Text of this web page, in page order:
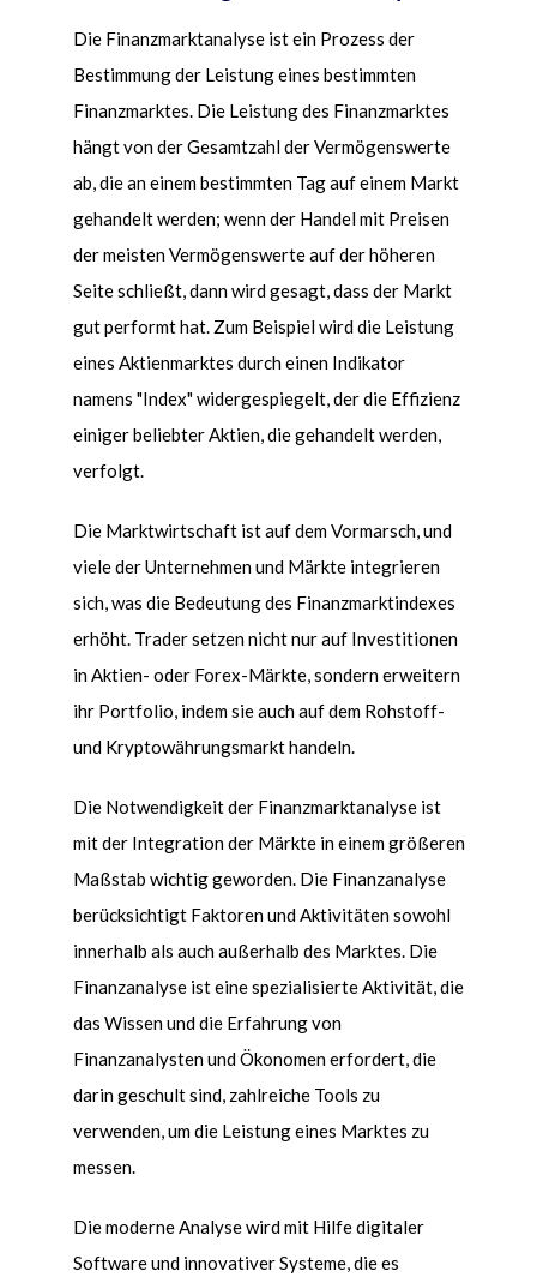
Die Finanzmarktanalyse ist ein Prozess der
Bestimmung der Leistung eines bestimmten
Finanzmarktes. Die Leistung des Finanzmarktes
hängt von der Gesamtzahl der Vermögenswerte
ab, die an einem bestimmten Tag auf einem Markt
gehandelt werden; wenn der Handel mit Preisen
der meisten Vermögenswerte auf der höheren
Seite schließt, dann wird gesagt, dass der Markt
gut performt hat. Zum Beispiel wird die Leistung
eines Aktienmarktes durch einen Indikator
namens "Index" widergespiegelt, der die Effizienz
einiger beliebter Aktien, die gehandelt werden,
verfolgt.
Die Marktwirtschaft ist auf dem Vormarsch, und
viele der Unternehmen und Märkte integrieren
sich, was die Bedeutung des Finanzmarktindexes
erhöht. Trader setzen nicht nur auf Investitionen
in Aktien- oder Forex-Märkte, sondern erweitern
ihr Portfolio, indem sie auch auf dem Rohstoff-
und Kryptowährungsmarkt handeln.
Die Notwendigkeit der Finanzmarktanalyse ist
mit der Integration der Märkte in einem größeren
Maßstab wichtig geworden. Die Finanzanalyse
berücksichtigt Faktoren und Aktivitäten sowohl
innerhalb als auch außerhalb des Marktes. Die
Finanzanalyse ist eine spezialisierte Aktivität, die
das Wissen und die Erfahrung von
Finanzanalysten und Ökonomen erfordert, die
darin geschult sind, zahlreiche Tools zu
verwenden, um die Leistung eines Marktes zu
messen.
Die moderne Analyse wird mit Hilfe digitaler
Software und innovativer Systeme, die es